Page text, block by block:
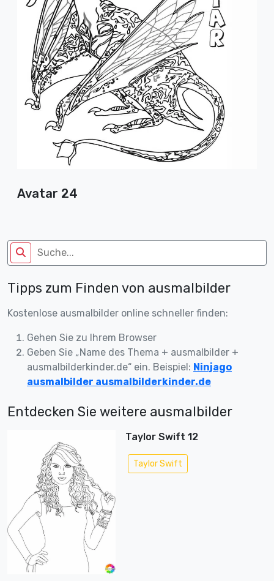
Avatar 24
Tipps zum Finden von ausmalbilder
Kostenlose ausmalbilder online schneller finden:
Gehen Sie zu Ihrem Browser
Geben Sie „Name des Thema + ausmalbilder +
ausmalbilderkinder.de“ ein. Beispiel: Ninjago
ausmalbilder ausmalbilderkinder.de
Entdecken Sie weitere ausmalbilder
Taylor Swift 12
Taylor Swift